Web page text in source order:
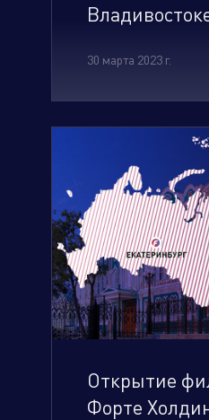
30 марта 2023 г.
Открытие
Форте